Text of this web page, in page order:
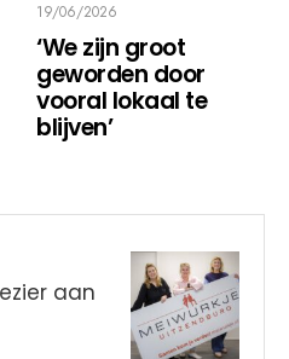
19/06/2026
‘We zijn groot
geworden door
vooral lokaal te
blijven’
aan